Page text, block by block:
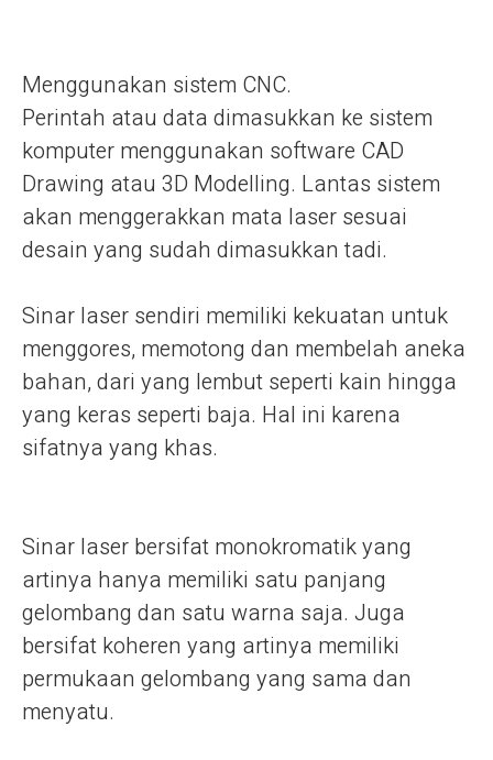
Menggunakan sistem CNC.
Perintah atau data dimasukkan ke sistem
komputer menggunakan software CAD
Drawing atau 3D Modelling. Lantas sistem
akan menggerakkan mata laser sesuai
desain yang sudah dimasukkan tadi.
Sinar laser sendiri memiliki kekuatan untuk
menggores, memotong dan membelah aneka
bahan, dari yang lembut seperti kain hingga
yang keras seperti baja. Hal ini karena
sifatnya yang khas.
Sinar laser bersifat monokromatik yang
artinya hanya memiliki satu panjang
gelombang dan satu warna saja. Juga
bersifat koheren yang artinya memiliki
permukaan gelombang yang sama dan
menyatu.